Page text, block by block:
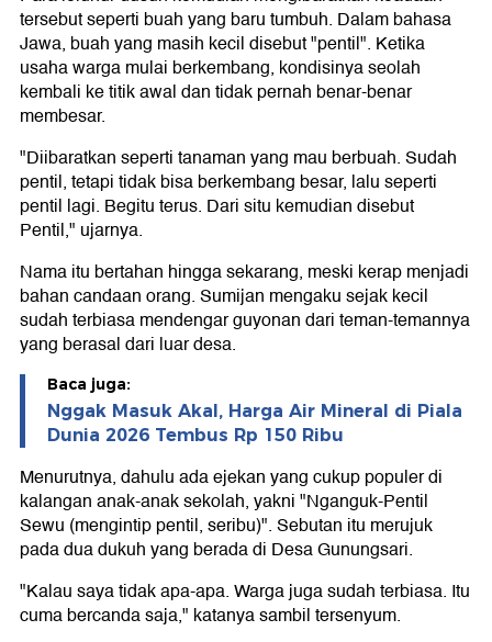
tersebut seperti buah yang baru tumbuh. Dalam bahasa
Jawa, buah yang masih kecil disebut "pentil". Ketika
usaha warga mulai berkembang, kondisinya seolah
kembali ke titik awal dan tidak pernah benar-benar
membesar.
"Diibaratkan seperti tanaman yang mau berbuah. Sudah
pentil, tetapi tidak bisa berkembang besar, lalu seperti
pentil lagi. Begitu terus. Dari situ kemudian disebut
Pentil," ujarnya.
Nama itu bertahan hingga sekarang, meski kerap menjadi
bahan candaan orang. Sumijan mengaku sejak kecil
sudah terbiasa mendengar guyonan dari teman-temannya
yang berasal dari luar desa.
Baca juga:
Nggak Masuk Akal, Harga Air Mineral di Piala
Dunia 2026 Tembus Rp 150 Ribu
Menurutnya, dahulu ada ejekan yang cukup populer di
kalangan anak-anak sekolah, yakni "Nganguk-Pentil
Sewu (mengintip pentil, seribu)". Sebutan itu merujuk
pada dua dukuh yang berada di Desa Gunungsari.
"Kalau saya tidak apa-apa. Warga juga sudah terbiasa. Itu
cuma bercanda saja," katanya sambil tersenyum.